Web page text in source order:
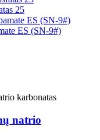
25
ES (SN-9#)
natrio